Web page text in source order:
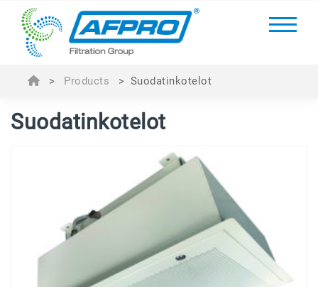
> Products > Suodatinkotelot
Suodatinkotelot